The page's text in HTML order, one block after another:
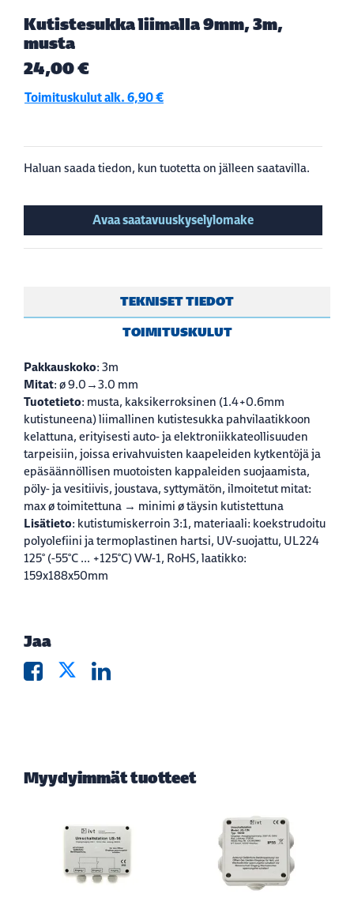
Kutistesukka liimalla 9mm, 3m,
musta
24,00 €
Toimituskulut alk. 6,90 €
Haluan saada tiedon, kun tuotetta on jälleen saatavilla.
Avaa saatavuuskyselylomake
TEKNISET TIEDOT
TOIMITUSKULUT
Pakkauskoko: 3m
Mitat: ø 9.0→3.0 mm
Tuotetieto: musta, kaksikerroksinen (1.4+0.6mm
kutistuneena) liimallinen kutistesukka pahvilaatikkoon
kelattuna, erityisesti auto- ja elektroniikkateollisuuden
tarpeisiin, joissa erivahvuisten kaapeleiden kytkentöjä ja
epäsäännöllisen muotoisten kappaleiden suojaamista,
pöly- ja vesitiivis, joustava, syttymätön, ilmoitetut mitat:
max ø toimitettuna → minimi ø täysin kutistettuna
Lisätieto: kutistumiskerroin 3:1, materiaali: koekstrudoitu
polyolefiini ja termoplastinen hartsi, UV-suojattu, UL224
125° (-55°C ... +125°C) VW-1, RoHS, laatikko:
159x188x50mm
Jaa
Myydyimmät tuotteet